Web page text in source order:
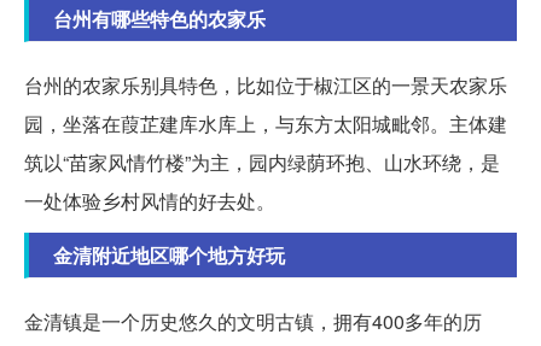
台州有哪些特色的农家乐
台州的农家乐别具特色，比如位于椒江区的一景天农家乐
园，坐落在葭芷建库水库上，与东方太阳城毗邻。主体建
筑以“苗家风情竹楼”为主，园内绿荫环抱、山水环绕，是
一处体验乡村风情的好去处。
金清附近地区哪个地方好玩
金清镇是一个历史悠久的文明古镇，拥有400多年的历